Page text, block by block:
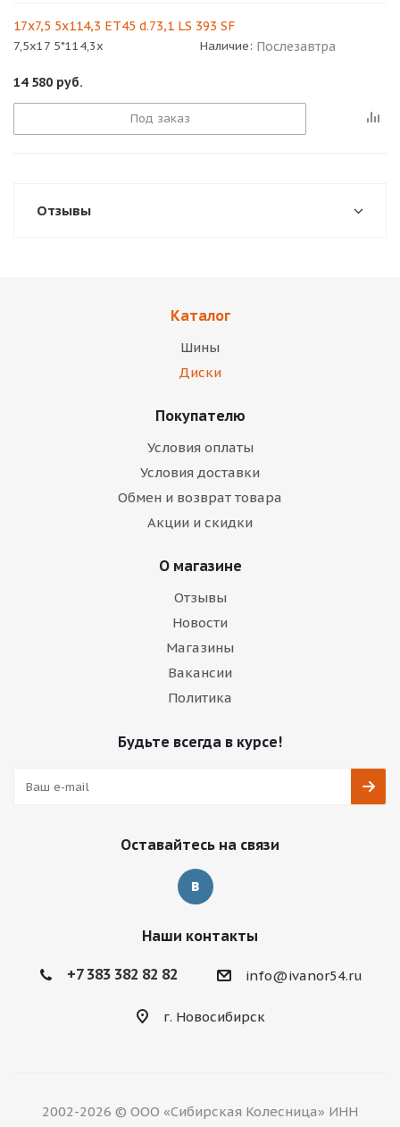
17x7,5 5x114,3 ET45 d.73,1 LS 393 SF
7,5x17 5*114,3x Наличие: Послезавтра
14 580 руб.
Под заказ
Отзывы
Каталог
Шины
Диски
Покупателю
Условия оплаты
Условия доставки
Обмен и возврат товара
Акции и скидки
О магазине
Отзывы
Новости
Магазины
Вакансии
Политика
Будьте всегда в курсе!
Оставайтесь на связи
Наши контакты
+7 383 382 82 82 info@ivanor54.ru
г. Новосибирск
2002-2026 © ООО «Сибирская Колесница» ИНН